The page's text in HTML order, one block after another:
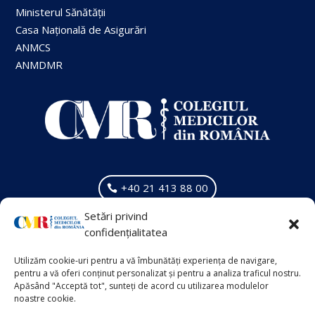
Setări privind
confidențialitatea
Utilizăm cookie-uri pentru a vă îmbunătăți experiența de navigare,
pentru a vă oferi conținut personalizat și pentru a analiza traficul nostru.
Apăsând "Acceptă tot", sunteți de acord cu utilizarea modulelor
noastre cookie.
Fii în CONTACT cu CMR, oricând ai
nevoie!
Trimite E-mail
Ministerul Sănătății
Casa Națională de Asigurări
ANMCS